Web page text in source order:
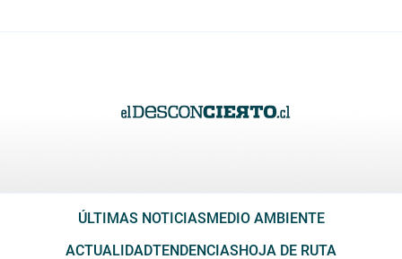
ÚLTIMAS NOTICIASMEDIO AMBIENTE
ACTUALIDADTENDENCIASHOJA DE RUTA